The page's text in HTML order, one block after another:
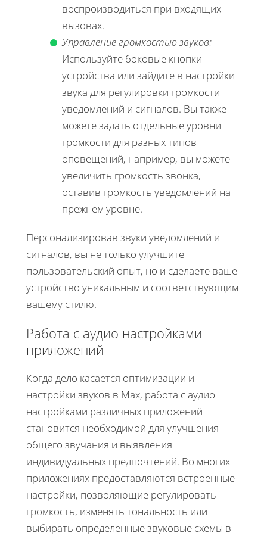
воспроизводиться при входящих
вызовах.
Управление громкостью звуков:
Используйте боковые кнопки
устройства или зайдите в настройки
звука для регулировки громкости
уведомлений и сигналов. Вы также
можете задать отдельные уровни
громкости для разных типов
оповещений, например, вы можете
увеличить громкость звонка,
оставив громкость уведомлений на
прежнем уровне.
Персонализировав звуки уведомлений и
сигналов, вы не только улучшите
пользовательский опыт, но и сделаете ваше
устройство уникальным и соответствующим
вашему стилю.
Работа с аудио настройками
приложений
Когда дело касается оптимизации и
настройки звуков в Max, работа с аудио
настройками различных приложений
становится необходимой для улучшения
общего звучания и выявления
индивидуальных предпочтений. Во многих
приложениях предоставляются встроенные
настройки, позволяющие регулировать
громкость, изменять тональность или
выбирать определенные звуковые схемы в